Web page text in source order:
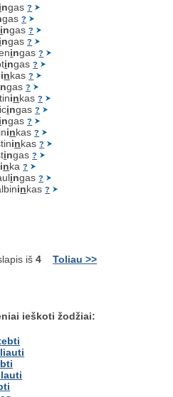
ingas?
gas?
ingas?
ingas?
ingas?
ingas?
inkas?
ngas?
inkas?
ingas?
ingas?
inkas?
inkas?
ingas?
inka?
ingas?
inkas?
iš4 Toliau >>
ieškoti žodžiai: